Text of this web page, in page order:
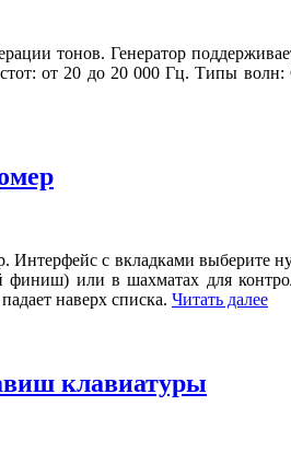
тонов. Генератор
от 20 до 20 000 Гц. Типы
Интерфейс с вкладками выберите
финиш) или в шахматах для
наверх списка. Читать далее
клавиатуры